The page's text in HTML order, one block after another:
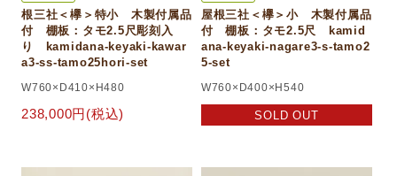
根三社＜欅＞特小 木製付属品
付 棚板：タモ2.5尺彫刻入
り kamidana-keyaki-kawar
a3-ss-tamo25hori-set
W760×D410×H480
238,000円(税込)
屋根三社＜欅＞小 木製付属品
付 棚板：タモ2.5尺 kamid
ana-keyaki-nagare3-s-tamo2
5-set
W760×D400×H540
SOLD OUT